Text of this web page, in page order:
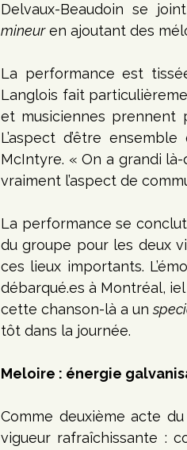
Delvaux-Beaudoin se
mineur en ajoutant des
La performance est
Langlois fait
et musiciennes prennent
L’aspect d’être
McIntyre. « On a grandi
vraiment l’aspect de
La performance se
du groupe pour les deux
débarqué.es à Montréal,
cette chanson-là a un
tôt dans la journée.
Meloire : énergie
Comme deuxième acte
vigueur rafraîchissante :